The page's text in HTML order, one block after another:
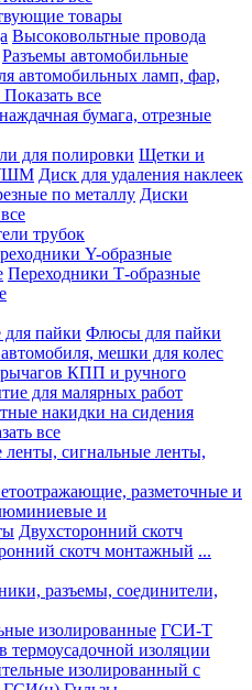
товары
Высоковольтные провода
Разъемы автомобильные
автомобильных ламп, фар,
Показать все
бумага, отрезные
для полировки Щетки и
УШМ Диск для удаления наклеек
по металлу Диски
трубок
Y-образные
Переходники Т-образные
для пайки Флюсы для пайки
мешки для колес
рычагов КПП и ручного
для малярных работ
накидки на сидения
все
ленты, сигнальные ленты,
разметочные и
и
Двухсторонний скотч
скотч монтажный ...
разъемы, соединители,
изолированные ГСИ-Т
термоусадочной изоляции
изолированный с